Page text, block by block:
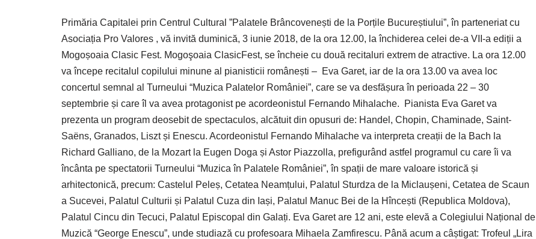
Primăria Capitalei prin Centrul Cultural ”Palatele Brâncovenești de la Porțile Bucureștiului”, în parteneriat cu
Asociația Pro Valores , vă invită duminică, 3 iunie 2018, de la ora 12.00, la închiderea celei de-a VII-a ediții a
Mogoșoaia Clasic Fest. Mogoşoaia ClasicFest, se încheie cu două recitaluri extrem de atractive. La ora 12.00
va începe recitalul copilului minune al pianisticii românești – Eva Garet, iar de la ora 13.00 va avea loc
concertul semnal al Turneului “Muzica Palatelor României”, care se va desfășura în perioada 22 – 30
septembrie și care îl va avea protagonist pe acordeonistul Fernando Mihalache. Pianista Eva Garet va
prezenta un program deosebit de spectaculos, alcătuit din opusuri de: Handel, Chopin, Chaminade, Saint-
Saëns, Granados, Liszt și Enescu. Acordeonistul Fernando Mihalache va interpreta creații de la Bach la
Richard Galliano, de la Mozart la Eugen Doga și Astor Piazzolla, prefigurând astfel programul cu care îi va
încânta pe spectatorii Turneului “Muzica în Palatele României”, în spații de mare valoare istorică și
arhitectonică, precum: Castelul Peleș, Cetatea Neamțului, Palatul Sturdza de la Miclaușeni, Cetatea de Scaun
a Sucevei, Palatul Culturii și Palatul Cuza din Iași, Palatul Manuc Bei de la Hîncești (Republica Moldova),
Palatul Cincu din Tecuci, Palatul Episcopal din Galați. Eva Garet are 12 ani, este elevă a Colegiului Național de
Muzică “George Enescu”, unde studiază cu profesoara Mihaela Zamfirescu. Până acum a câștigat: Trofeul „Lira